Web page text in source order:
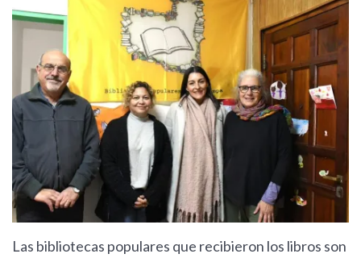
Las bibliotecas populares que recibieron los libros son